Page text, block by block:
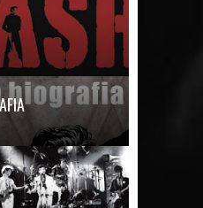
a história de um